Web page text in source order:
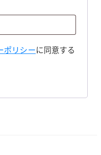
ポリシーに同意する